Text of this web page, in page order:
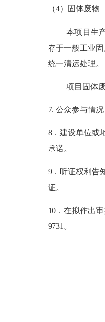
（4）固体废物
本项目生
存于一般工业
统一清运处理。
项目固体
7. 公众参与情
8．建设单位或
承诺。
9．听证权利告
证。
10．在拟作出
9731 。